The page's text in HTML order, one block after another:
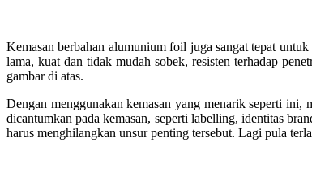
Kemasan berbahan alumunium foil juga sangat tepat
lama, kuat dan tidak mudah sobek, resisten terhadap
gambar di atas.
Dengan menggunakan kemasan yang menarik seperti
dicantumkan pada kemasan, seperti labelling, identitas
harus menghilangkan unsur penting tersebut. Lagi pula